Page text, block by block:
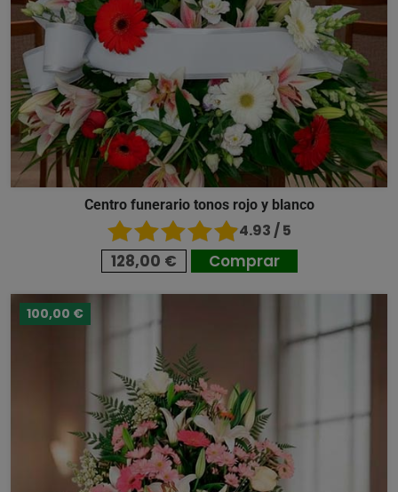
Centro funerario tonos rojo y blanco
4.93 / 5
128,00 € Comprar
100,00 €